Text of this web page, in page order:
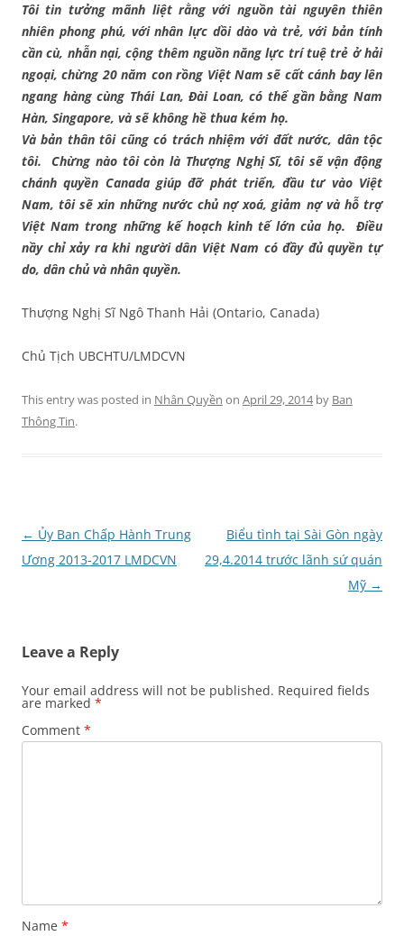
Tôi tin tưởng mãnh liệt rằng với nguồn tài nguyên thiên
nhiên phong phú, với nhân lực dồi dào và trẻ, với bản tính
cần cù, nhẫn nại, cộng thêm nguồn năng lực trí tuệ trẻ ở hải
ngoại, chừng 20 năm con rồng Việt Nam sẽ cất cánh bay lên
ngang hàng cùng Thái Lan, Đài Loan, có thể gần bằng Nam
Hàn, Singapore, và sẽ không hề thua kém họ.
Và bản thân tôi cũng có trách nhiệm với đất nước, dân tộc
tôi. Chừng nào tôi còn là Thượng Nghị Sĩ, tôi sẽ vận động
chánh quyền Canada giúp đỡ phát triển, đầu tư vào Việt
Nam, tôi sẽ xin những nước chủ nợ xoá, giảm nợ và hỗ trợ
Việt Nam trong những kế hoạch kinh tế lớn của họ. Điều
nầy chỉ xảy ra khi người dân Việt Nam có đầy đủ quyền tự
do, dân chủ và nhân quyền.
Thượng Nghị Sĩ Ngô Thanh Hải (Ontario, Canada)
Chủ Tịch UBCHTU/LMDCVN
This entry was posted in Nhân Quyền on April 29, 2014by Ban
Thông Tin.
Post
navigation
← Ủy Ban Chấp Hành Trung
Ương 2013-2017 LMDCVN
Biểu tình tại Sài Gòn ngày
29,4.2014 trước lãnh sứ quán
Mỹ →
Leave a Reply
Your email address will not be published. Required fields
are marked *
Comment *
Name *